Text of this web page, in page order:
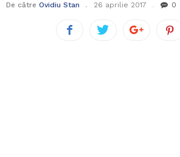
De către Ovidiu Stan 26 aprilie 2017 0